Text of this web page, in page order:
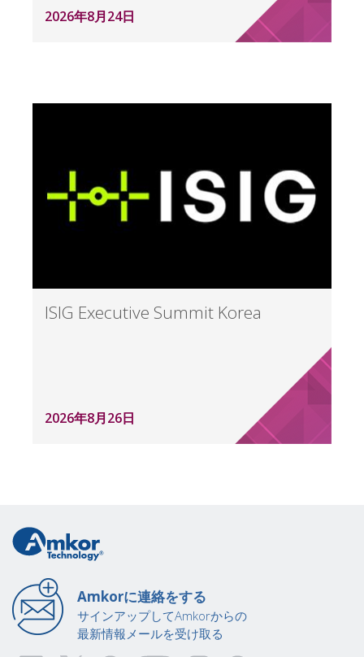
2026年8月24日
ISIG Executive Summit Korea
2026年8月26日
Amkorに連絡をする
サインアップしてAmkorからの
最新情報メールを受け取る